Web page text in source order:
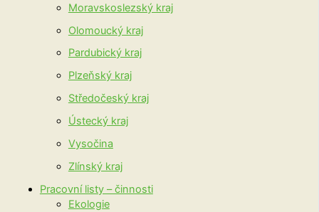
Moravskoslezský kraj
Olomoucký kraj
Pardubický kraj
Plzeňský kraj
Středočeský kraj
Ústecký kraj
Vysočina
Zlínský kraj
Pracovní listy – činnosti
Ekologie